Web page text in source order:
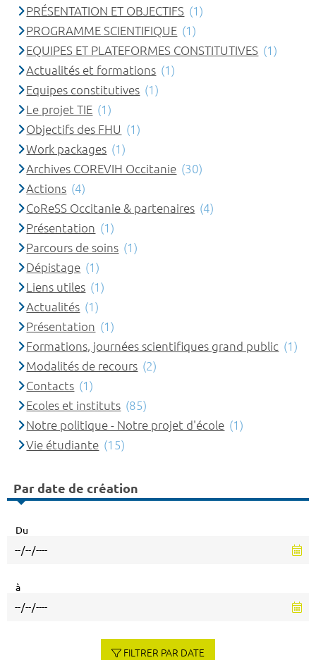
PRÉSENTATION ET OBJECTIFS (1)
PROGRAMME SCIENTIFIQUE (1)
EQUIPES ET PLATEFORMES CONSTITUTIVES (1)
Actualités et formations (1)
Equipes constitutives (1)
Le projet TIE (1)
Objectifs des FHU (1)
Work packages (1)
Archives COREVIH Occitanie (30)
Actions (4)
CoReSS Occitanie & partenaires (4)
Présentation (1)
Parcours de soins (1)
Dépistage (1)
Liens utiles (1)
Actualités (1)
Présentation (1)
Formations, journées scientifiques grand public (1)
Modalités de recours (2)
Contacts (1)
Ecoles et instituts (85)
Notre politique - Notre projet d'école (1)
Vie étudiante (15)
Par date de création
Du
à
FILTRER PAR DATE